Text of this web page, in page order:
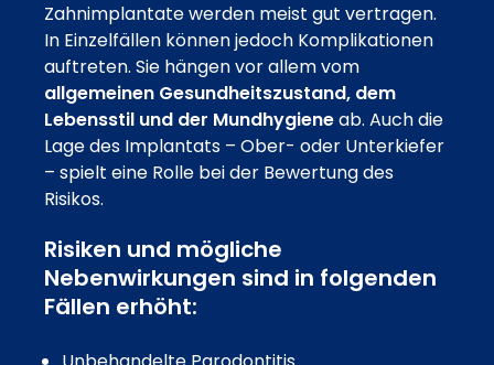
Zahnimplantate werden meist gut vertragen.
In Einzelfällen können jedoch Komplikationen
auftreten. Sie hängen vor allem vom
allgemeinen Gesundheitszustand, dem
Lebensstil und der Mundhygieneab. Auch die
Lage des Implantats – Ober- oder Unterkiefer
– spielt eine Rolle bei der Bewertung des
Risikos.
Risiken und mögliche
Nebenwirkungen sind in folgenden
Fällen erhöht: